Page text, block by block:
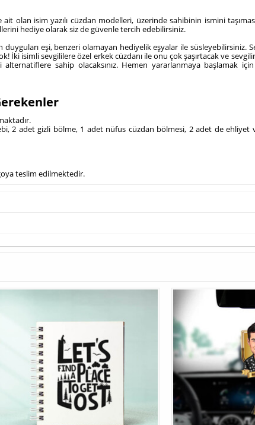
olan isim yazılı cüzdan modelleri, üzerinde sahibinin ismini
hediye olarak siz de güvenle tercih edebilirsiniz.
duyguları eşi, benzeri olamayan hediyelik eşyalar ile süsleyebilirsiniz.
İki isimli sevgililere özel erkek cüzdanı ile onu çok şaşırtacak ve
sahip olacaksınız. Hemen yararlanmaya başlamak
2 adet gizli bölme, 1 adet nüfus cüzdan bölmesi, 2 adet de ehliyet
teslim edilmektedir.